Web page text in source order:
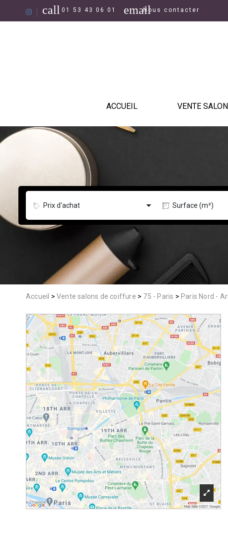
call 01 53 43 06 01 emailNous contacter
ACCUEIL VENTE
Accueil Vente salons de coiffure 75 - Paris Paris Nord -